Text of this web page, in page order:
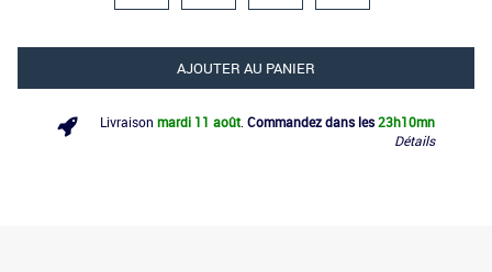
AJOUTER AU PANIER
Livraison mardi 11 août Commandez dans les23h10mn
Détails